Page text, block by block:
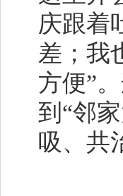
庆跟着
差；我
方便”
到“邻
吸、共